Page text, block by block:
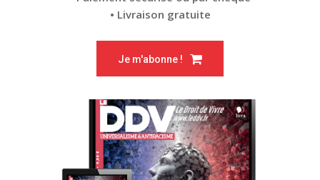
• Livraison gratuite
Je m'abonne !